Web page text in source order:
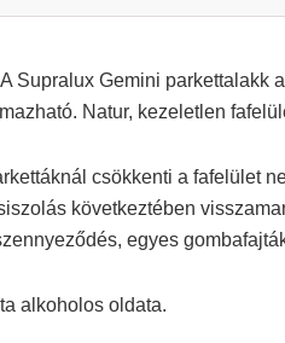
Supralux Gemini parkettalakk
Natur, kezeletlen
csökkenti a fafelület
következtében
egyes
alkoholos oldata.